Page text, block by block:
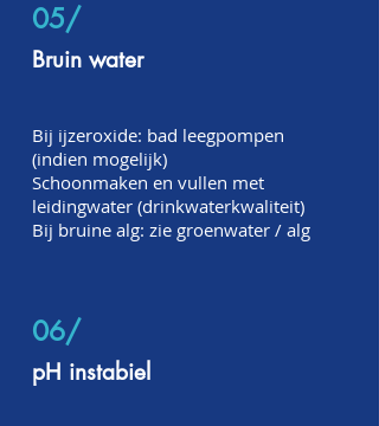
05/
Bruin water
Bij ijzeroxide: bad leegpompen
(indien mogelijk)
Schoonmaken en vullen met
leidingwater (drinkwaterkwaliteit)
Bij bruine alg: zie groenwater / alg
06/
pH instabiel